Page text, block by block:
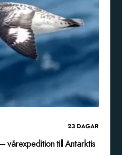
23 DAGAR
vårexpedition till Antarktis